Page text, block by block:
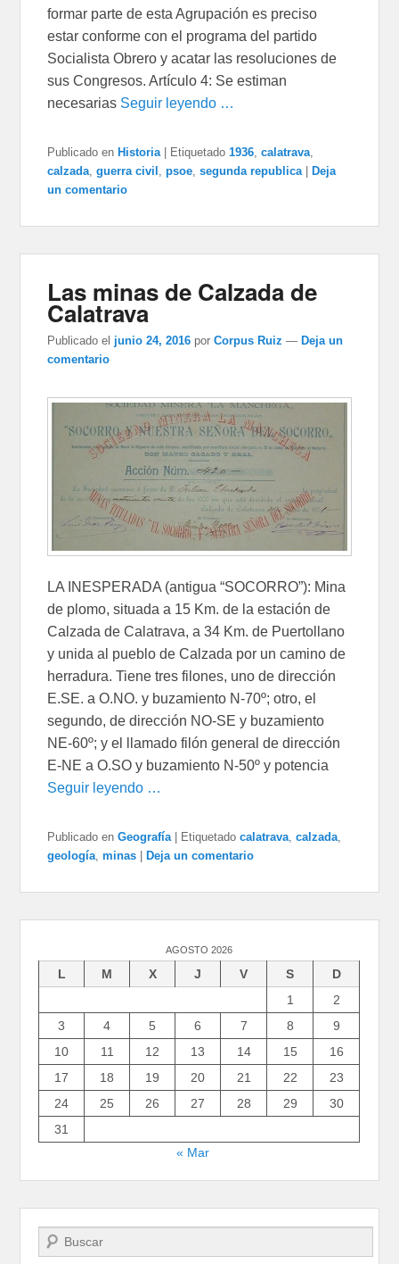
formar parte de esta Agrupación es preciso
estar conforme con el programa del partido
Socialista Obrero y acatar las resoluciones de
sus Congresos. Artículo 4: Se estiman
necesarias Seguir leyendo …
Publicado en Historia Etiquetado 1936 ,calatrava
calzada ,guerra civil ,psoe ,segunda republica
Deja
un comentario
Las minas de Calzada de
Calatrava
Publicado el junio 24, 2016 porCorpus Ruiz —Deja un
comentario
LA INESPERADA (antigua “SOCORRO”): Mina
de plomo, situada a 15 Km. de la estación de
Calzada de Calatrava, a 34 Km. de Puertollano
y unida al pueblo de Calzada por un camino de
herradura. Tiene tres filones, uno de dirección
E.SE. a O.NO. y buzamiento N-70º; otro, el
segundo, de dirección NO-SE y buzamiento
NE-60º; y el llamado filón general de dirección
E-NE a O.SO y buzamiento N-50º y potencia
Seguir leyendo …
Publicado en Geografía Etiquetado calatrava ,calzada
geología ,minas Deja un comentario
AGOSTO 2026
L M X J V S
D
1
2
3
4 5 6 7 8
9
10
11 12 13 14 15
16
17
18 19 20 21 22
23
24
25 26 27 28 29
30
31
« Mar
Buscar